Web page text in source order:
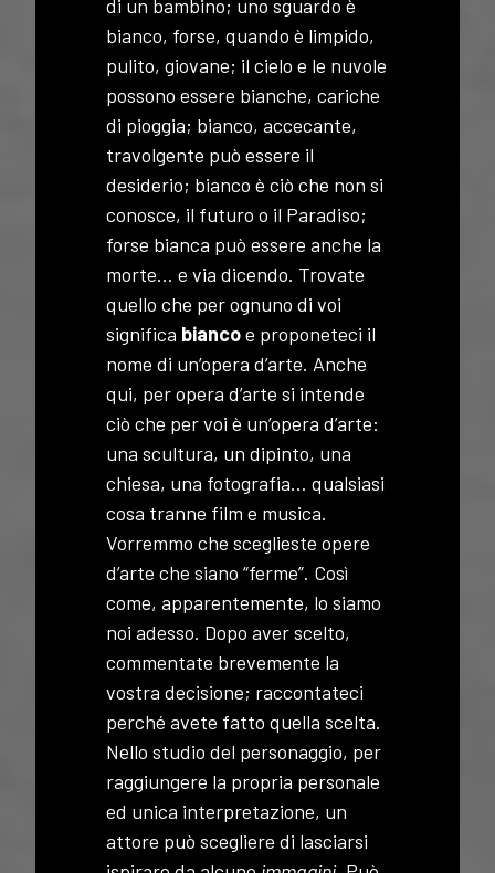
di un bambino; uno sguardo è
bianco, forse, quando è limpido,
pulito, giovane; il cielo e le nuvole
possono essere bianche, cariche
di pioggia; bianco, accecante,
travolgente può essere il
desiderio; bianco è ciò che non si
conosce, il futuro o il Paradiso;
forse bianca può essere anche la
morte… e via dicendo. Trovate
quello che per ognuno di voi
significa biancoe proponeteci il
nome di un’opera d’arte. Anche
qui, per opera d’arte si intende
ciò che per voi è un’opera d’arte:
una scultura, un dipinto, una
chiesa, una fotografia… qualsiasi
cosa tranne film e musica.
Vorremmo che sceglieste opere
d’arte che siano “ferme”. Così
come, apparentemente, lo siamo
noi adesso. Dopo aver scelto,
commentate brevemente la
vostra decisione; raccontateci
perché avete fatto quella scelta.
Nello studio del personaggio, per
raggiungere la propria personale
ed unica interpretazione, un
attore può scegliere di lasciarsi